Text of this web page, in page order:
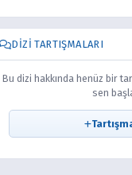
DIZI TARTIŞMALARI
Bu dizi hakkında henüz bir
sen